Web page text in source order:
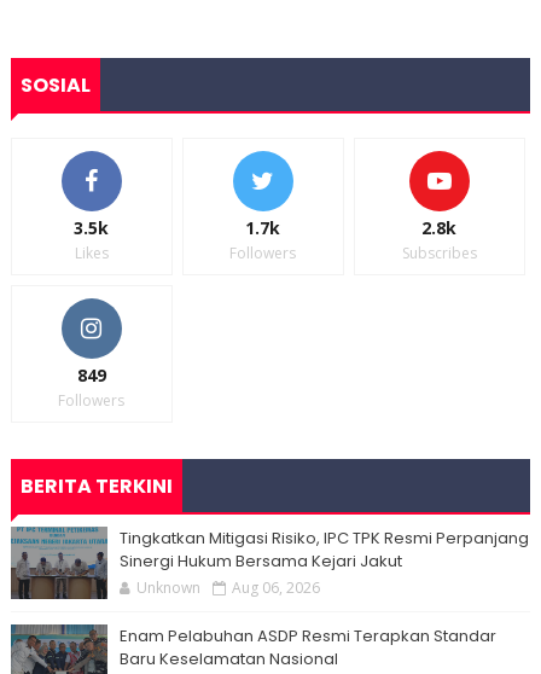
SOSIAL
3.5k
Likes
1.7k
Followers
2.8k
Subscribes
849
Followers
BERITA TERKINI
Tingkatkan Mitigasi Risiko, IPC TPK Resmi Perpanjang
Sinergi Hukum Bersama Kejari Jakut
Unknown Aug 06, 2026
Enam Pelabuhan ASDP Resmi Terapkan Standar
Baru Keselamatan Nasional